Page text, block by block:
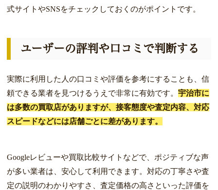
式サイトやSNSをチェックしておくのがポイントです。
ユーザーの評判や口コミで判断する
実際に利用した人の口コミや評価を参考にすることも、信
頼できる業者を見つけるうえで非常に有効です。宇治市に
は多数の買取店がありますが、接客態度や査定内容、対応
スピードなどには店舗ごとに差があります。
Googleレビューや買取比較サイトなどで、ポジティブな声
が多い業者は、安心して利用できます。対応の丁寧さや査
定の説明のわかりやすさ、査定価格の高さといった評価を